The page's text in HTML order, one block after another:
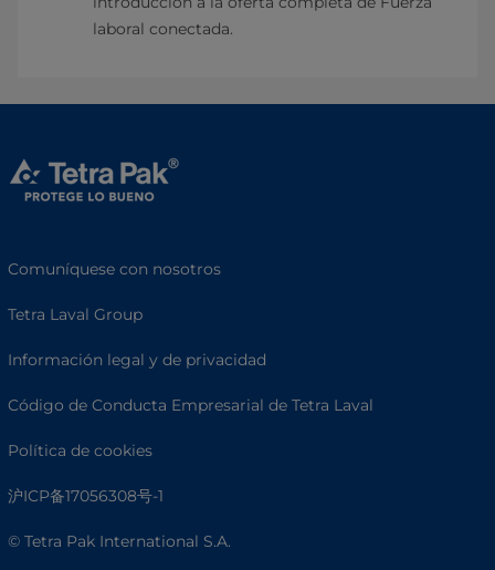
laboral conectada.
Comuníquese con nosotros
Tetra Laval Group
Información legal y de privacidad
Código de Conducta Empresarial de Tetra Laval
Política de cookies
沪ICP备17056308号-1
© Tetra Pak International S.A.